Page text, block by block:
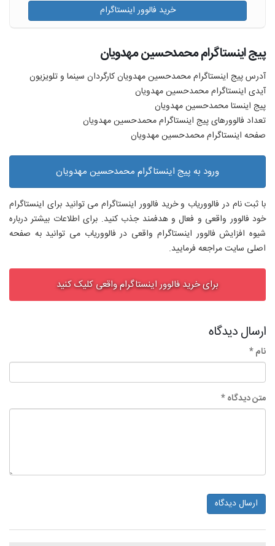
خرید فالوور اینستاگرام
پیج اینستاگرام محمدحسین مهدویان
آدرس پیج اینستاگرام محمدحسین مهدویان کارگردان سینما و تلویزیون
آیدی اینستاگرام محمدحسین مهدویان
پیج اینستا محمدحسین مهدویان
تعداد فالوورهای پیج اینستاگرام محمدحسین مهدویان
صفحه اینستاگرام محمدحسین مهدویان
ورود به پیج اینستاگرام محمدحسین مهدویان
با ثبت نام در فالووریاب و خرید فالوور اینستاگرام می توانید برای اینستاگرام
خود فالوور واقعی و فعال و هدفمند جذب کنید. برای اطلاعات بیشتر درباره
شیوه افزایش فالوور اینستاگرام واقعی در فالووریاب می توانید به صفحه
اصلی سایت مراجعه فرمایید.
برای خرید فالوور اینستاگرام واقعی کلیک کنید
ارسال دیدگاه
نام *
متن دیدگاه *
ارسال دیدگاه